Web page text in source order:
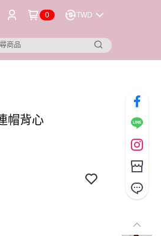
0 TWD
帽背心